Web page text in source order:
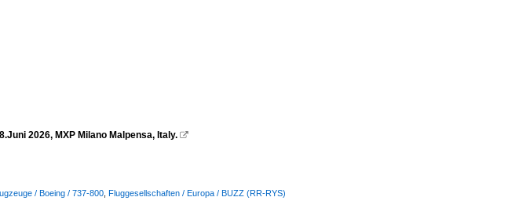
2026, MXP Milano Malpensa, Italy. 
/ Boeing / 737-800 Fluggesellschaften / Europa / BUZZ (RR-RYS)